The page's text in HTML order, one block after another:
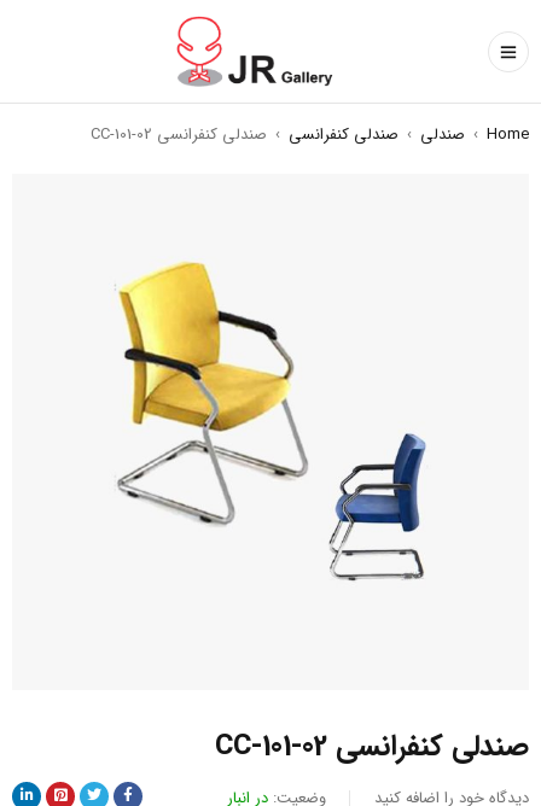
Home
› صندلی › صندلی کنفرانسی › صندلی کنفرانسی CC-101-02
صندلی کنفرانسی CC-101-02
دیدگاه خود را اضافه کنید وضعیت: در انبار